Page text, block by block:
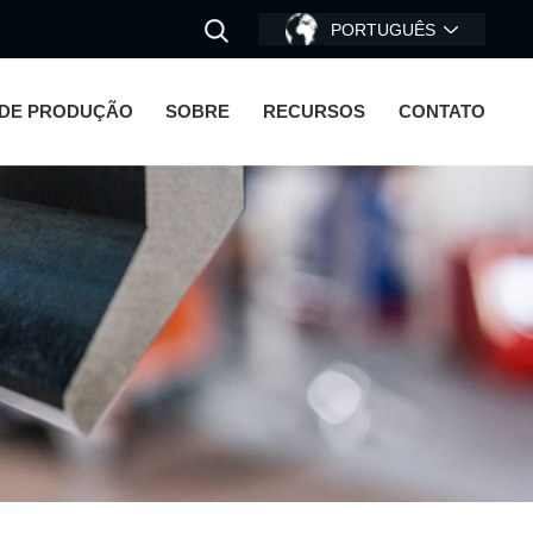
PORTUGUÊS
PRODUÇÃO SOBRE RECURSOS CONTATO